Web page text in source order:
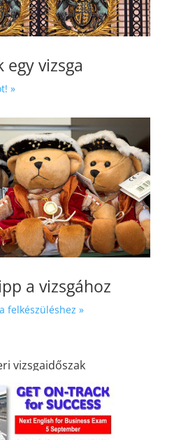
vizsga
»
a vizsgához
felkészüléshez »
vizsgaidőszak